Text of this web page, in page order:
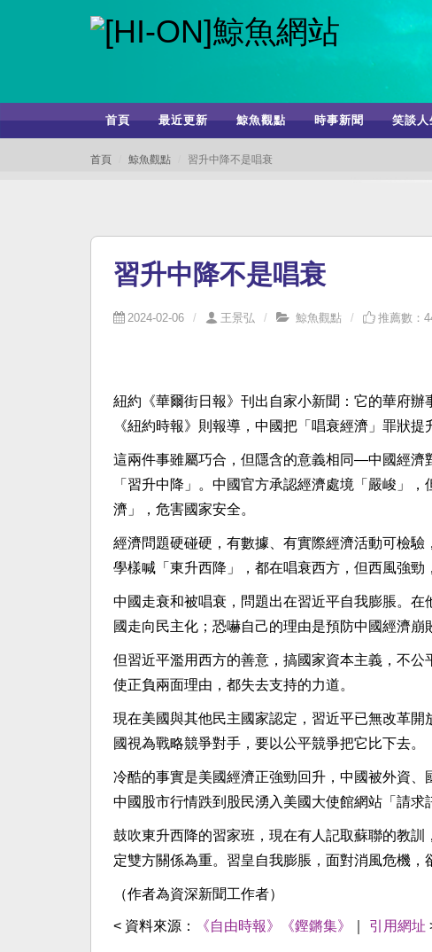
首頁 最近更新 鯨魚觀點 時事新聞 笑談人
首頁 鯨魚觀點 習升中降不是唱衰
習升中降不是唱衰
2024-02-06 王景弘 鯨魚觀點 推薦數：
紐約《華爾街日報》刊出自家小新聞：它的華府辦
《紐約時報》則報導，中國把「唱衰經濟」罪狀提
這兩件事雖屬巧合，但隱含的意義相同—中國經濟
「習升中降」。中國官方承認經濟處境「嚴峻」
濟」，危害國家安全。
經濟問題硬碰硬，有數據、有實際經濟活動可檢
學樣喊「東升西降」，都在唱衰西方，但西風強勁
中國走衰和被唱衰，問題出在習近平自我膨脹。
國走向民主化；恐嚇自己的理由是預防中國經濟崩
但習近平濫用西方的善意，搞國家資本主義，不
使正負兩面理由，都失去支持的力道。
現在美國與其他民主國家認定，習近平已無改革
國視為戰略競爭對手，要以公平競爭把它比下去。
冷酷的事實是美國經濟正強勁回升，中國被外資
中國股市行情跌到股民湧入美國大使館網站「請求
鼓吹東升西降的習家班，現在有人記取蘇聯的教
定雙方關係為重。習皇自我膨脹，面對消風危機，
（作者為資深新聞工作者）
< 資料來源： 《自由時報》《鏗鏘集》 引用網址